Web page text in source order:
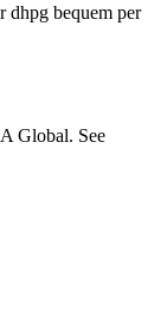
dhpg bequem per
Global. See